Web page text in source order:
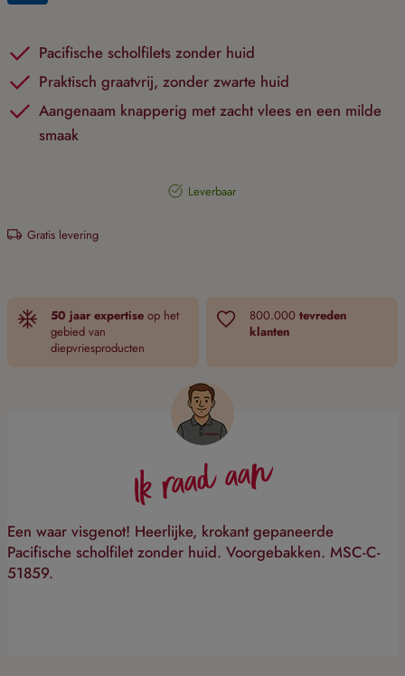
Pacifische scholfilets zonder huid
Praktisch graatvrij, zonder zwarte huid
Aangenaam knapperig met zacht vlees en een milde
smaak
Leverbaar
Gratis levering
50 jaar expertise op het
gebied van
diepvriesproducten
800.000 tevreden
klanten
Ik raad aan
Een waar visgenot! Heerlijke, krokant gepaneerde
Pacifische scholfilet zonder huid. Voorgebakken. MSC-C-
51859.